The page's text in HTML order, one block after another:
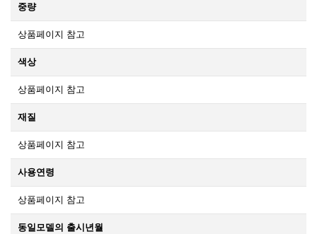
중량
상품페이지 참고
색상
상품페이지 참고
재질
상품페이지 참고
사용연령
상품페이지 참고
동일모델의 출시년월